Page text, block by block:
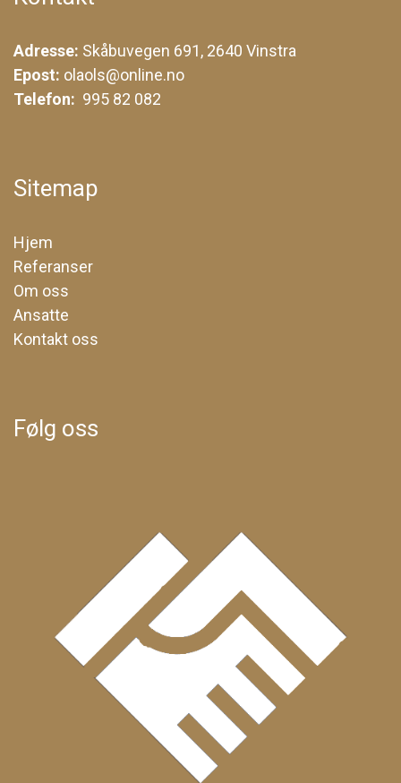
Adresse: Skåbuvegen 691, 2640 Vinstra
Epost: olaols@online.no
Telefon: 995 82 082
Sitemap
Hjem
Referanser
Om oss
Ansatte
Kontakt oss
Følg oss